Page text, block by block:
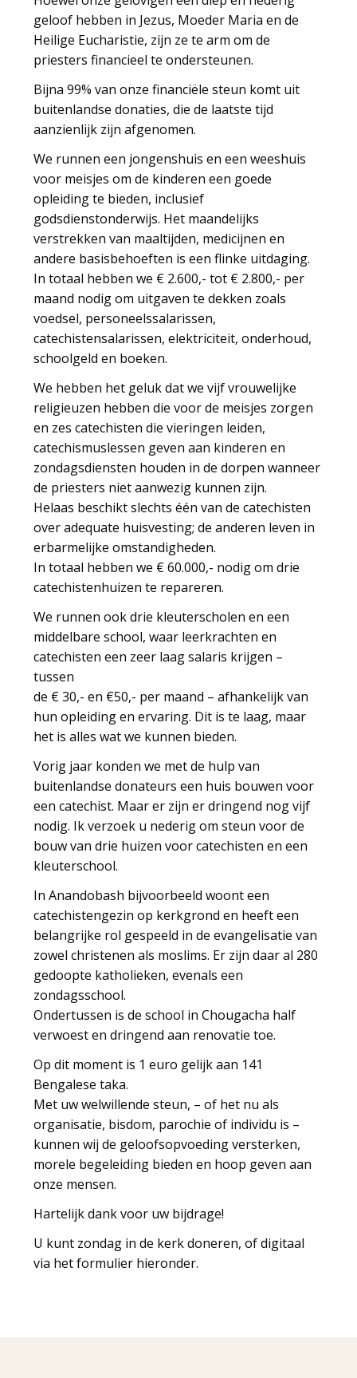
geloof hebben in Jezus, Moeder Maria en de
Heilige Eucharistie, zijn ze te arm om de
priesters financieel te ondersteunen.
Bijna 99% van onze financiële steun komt uit
buitenlandse donaties, die de laatste tijd
aanzienlijk zijn afgenomen.
We runnen een jongenshuis en een weeshuis
voor meisjes om de kinderen een goede
opleiding te bieden, inclusief
godsdienstonderwijs. Het maandelijks
verstrekken van maaltijden, medicijnen en
andere basisbehoeften is een flinke uitdaging.
In totaal hebben we € 2.600,- tot € 2.800,- per
maand nodig om uitgaven te dekken zoals
voedsel, personeelssalarissen,
catechistensalarissen, elektriciteit, onderhoud,
schoolgeld en boeken.
We hebben het geluk dat we vijf vrouwelijke
religieuzen hebben die voor de meisjes zorgen
en zes catechisten die vieringen leiden,
catechismuslessen geven aan kinderen en
zondagsdiensten houden in de dorpen wanneer
de priesters niet aanwezig kunnen zijn.
Helaas beschikt slechts één van de catechisten
over adequate huisvesting; de anderen leven in
erbarmelijke omstandigheden.
In totaal hebben we € 60.000,- nodig om drie
catechistenhuizen te repareren.
We runnen ook drie kleuterscholen en een
middelbare school, waar leerkrachten en
catechisten een zeer laag salaris krijgen –
tussen
de € 30,- en €50,- per maand – afhankelijk van
hun opleiding en ervaring. Dit is te laag, maar
het is alles wat we kunnen bieden.
Vorig jaar konden we met de hulp van
buitenlandse donateurs een huis bouwen voor
een catechist. Maar er zijn er dringend nog vijf
nodig. Ik verzoek u nederig om steun voor de
bouw van drie huizen voor catechisten en een
kleuterschool.
In Anandobash bijvoorbeeld woont een
catechistengezin op kerkgrond en heeft een
belangrijke rol gespeeld in de evangelisatie van
zowel christenen als moslims. Er zijn daar al 280
gedoopte katholieken, evenals een
zondagsschool.
Ondertussen is de school in Chougacha half
verwoest en dringend aan renovatie toe.
Op dit moment is 1 euro gelijk aan 141
Bengalese taka.
Met uw welwillende steun, – of het nu als
organisatie, bisdom, parochie of individu is –
kunnen wij de geloofsopvoeding versterken,
morele begeleiding bieden en hoop geven aan
onze mensen.
Hartelijk dank voor uw bijdrage!
U kunt zondag in de kerk doneren, of digitaal
via het formulier hieronder.